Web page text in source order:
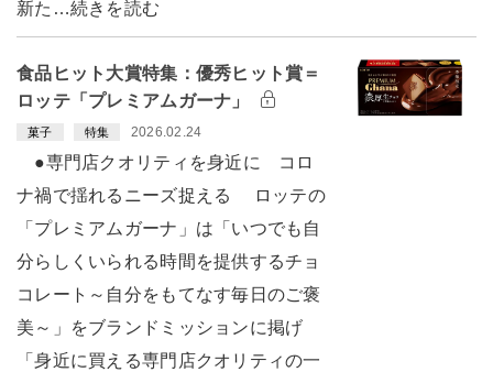
新た…続きを読む
食品ヒット大賞特集：優秀ヒット賞＝
ロッテ「プレミアムガーナ」
菓子 特集 2026.02.24
●専門店クオリティを身近に コロ
ナ禍で揺れるニーズ捉える ロッテの
「プレミアムガーナ」は「いつでも自
分らしくいられる時間を提供するチョ
コレート～自分をもてなす毎日のご褒
美～」をブランドミッションに掲げ
「身近に買える専門店クオリティの一